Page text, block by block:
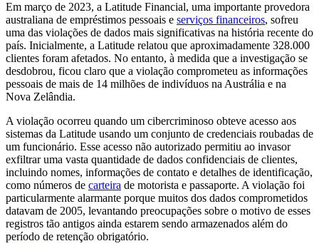
Em março de 2023, a Latitude Financial, uma importante provedora
australiana de empréstimos pessoais e serviços financeiros, sofreu
uma das violações de dados mais significativas na história recente do
país. Inicialmente, a Latitude relatou que aproximadamente 328.000
clientes foram afetados. No entanto, à medida que a investigação se
desdobrou, ficou claro que a violação comprometeu as informações
pessoais de mais de 14 milhões de indivíduos na Austrália e na
Nova Zelândia.
A violação ocorreu quando um cibercriminoso obteve acesso aos
sistemas da Latitude usando um conjunto de credenciais roubadas de
um funcionário. Esse acesso não autorizado permitiu ao invasor
exfiltrar uma vasta quantidade de dados confidenciais de clientes,
incluindo nomes, informações de contato e detalhes de identificação,
como números de carteira de motorista e passaporte. A violação foi
particularmente alarmante porque muitos dos dados comprometidos
datavam de 2005, levantando preocupações sobre o motivo de esses
registros tão antigos ainda estarem sendo armazenados além do
período de retenção obrigatório.